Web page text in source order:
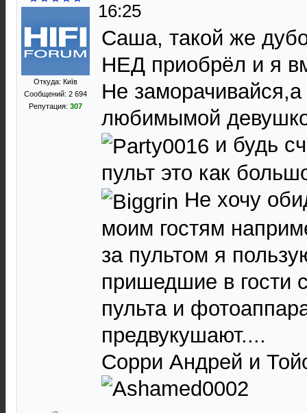
Откуда: Київ
Сообщений: 2 694
Репутация: 307
16:25
Саша, такой же
НЕД приобрёл и я
Не
любимымой
и будь
пульт это как
Не хочу
моим гостям
за пультом я
пришедшие в гости
пульта и
предвукушают....
Сорри Андрей и